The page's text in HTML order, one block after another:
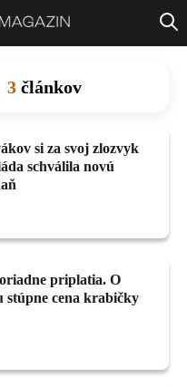
3 článkov
si za svoj zlozvyk
schválila novú
priplatia. O
stúpne cena krabičky